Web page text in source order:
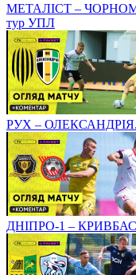
МЕТАЛІСТ –
тур УПЛ
РУХ – ОЛЕКСАНДРІЯ.
ДНІПРО-1 – КРИВБАС.